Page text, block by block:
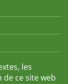
les
ce site web